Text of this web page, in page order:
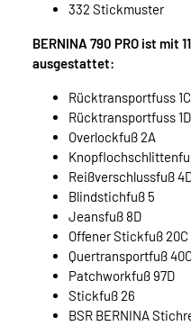
332 Stickmuster
BERNINA 790 PRO ist mit
ausgestattet:
Rücktransportfuss 1C
Rücktransportfuss 1D
Overlockfuß 2A
Reißverschlussfuß
Blindstichfuß 5
Jeansfuß 8D
Offener Stickfuß 20C
Quertransportfuß 40C
Patchworkfuß 97D
Stickfuß 26
BSR BERNINA